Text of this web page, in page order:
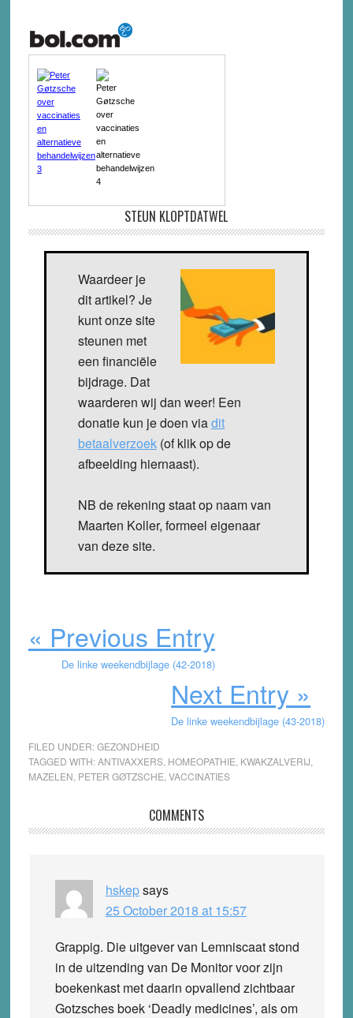
STEUN KLOPTDATWEL
Waardeer je
dit artikel? Je
kunt onze site
steunen met
een financiële
bijdrage. Dat
waarderen wij dan weer! Een
donatie kun je doen viadit
betaalverzoek(of klik op de
afbeelding hiernaast).
NB de rekening staat op naam van
Maarten Koller, formeel eigenaar
van deze site.
« Previous Entry
De linke weekendbijlage (42-2018)
Next Entry »
De linke weekendbijlage (43-2018)
FILED UNDER:GEZONDHEID
TAGGED WITH:ANTIVAXXERS, HOMEOPATHIE KWAKZALVERIJ
MAZELEN PETER GØTZSCHE VACCINATIES
Interactions
COMMENTS
hskepsays
25 October 2018 at 15:57
Grappig. Die uitgever van Lemniscaat stond
in de uitzending van De Monitor voor zijn
boekenkast met daarin opvallend zichtbaar
Gotzsches boek ‘Deadly medicines’, als om